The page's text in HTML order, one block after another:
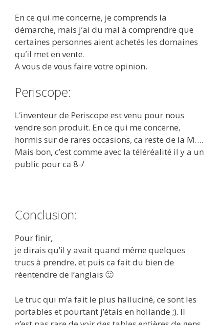
En ce qui me concerne, je comprends la
démarche, mais j’ai du mal à comprendre que
certaines personnes aient achetés les domaines
qu’il met en vente.
A vous de vous faire votre opinion.
Periscope:
L’inventeur de Periscope est venu pour nous
vendre son produit. En ce qui me concerne,
hormis sur de rares occasions, ca reste de la M….
Mais bon, c’est comme avec la téléréalité il y a un
public pour ca 8-/
Conclusion:
Pour finir,
je dirais qu’il y avait quand même quelques
trucs à prendre, et puis ca fait du bien de
réentendre de l’anglais 🙂
Le truc qui m’a fait le plus halluciné, ce sont les
portables et pourtant j’étais en hollande ;). Il